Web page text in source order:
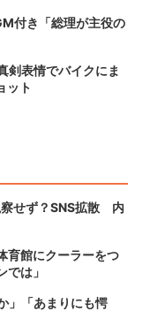
付き「総理が主役の
剣表情でバイクにま
ット
察せず？SNS拡散 内
育館にクーラーをつ
は」
」「あまりにも愕